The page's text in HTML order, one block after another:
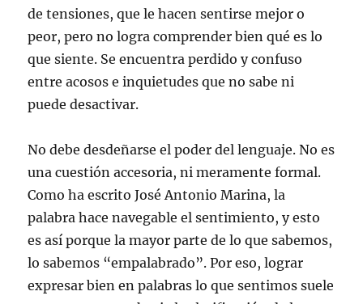
de tensiones, que le hacen sentirse mejor o
peor, pero no logra comprender bien qué es lo
que siente. Se encuentra perdido y confuso
entre acosos e inquietudes que no sabe ni
puede desactivar.
No debe desdeñarse el poder del lenguaje. No es
una cuestión accesoria, ni meramente formal.
Como ha escrito José Antonio Marina, la
palabra hace navegable el sentimiento, y esto
es así porque la mayor parte de lo que sabemos,
lo sabemos “empalabrado”. Por eso, lograr
expresar bien en palabras lo que sentimos suele